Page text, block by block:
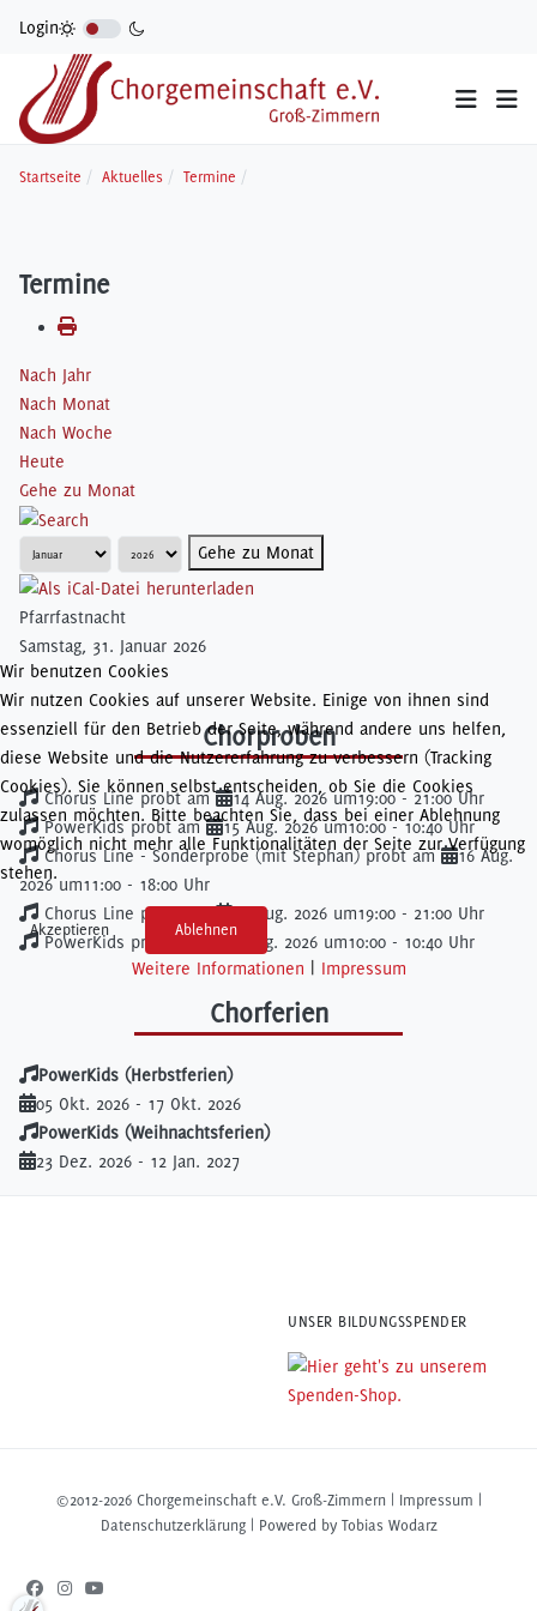
Login
Startseite Aktuelles Termine
Termine
Nach Jahr
Nach Monat
Nach Woche
Heute
Gehe zu Monat
Gehe zu Monat
Pfarrfastnacht
Samstag, 31. Januar 2026
Chorproben
Chorus Line probt am 14 Aug. 2026 um19:00 - 21:00 Uhr
PowerKids probt am
15 Aug. 2026 um10:00 - 10:40 Uhr
Chorus Line - Sonderprobe (mit Stephan) probt am
16 Aug.
2026 um11:00 - 18:00 Uhr
Chorus Line probt am
21 Aug. 2026 um19:00 - 21:00 Uhr
PowerKids probt am
22 Aug. 2026 um10:00 - 10:40 Uhr
Chorferien
PowerKids (Herbstferien)
05 Okt. 2026 - 17 Okt. 2026
PowerKids (Weihnachtsferien)
23 Dez. 2026 - 12 Jan. 2027
UNSER BILDUNGSSPENDER
©2012-2026 Chorgemeinschaft e.V. Groß-Zimmern | Impressum
Datenschutzerklärung| Powered by Tobias Wodarz
Wir benutzen Cookies
Wir nutzen Cookies auf unserer Website. Einige von ihnen sind
essenziell für den Betrieb der Seite, während andere uns helfen,
diese Website und die Nutzererfahrung zu verbessern (Tracking
Cookies). Sie können selbst entscheiden, ob Sie die Cookies
zulassen möchten. Bitte beachten Sie, dass bei einer Ablehnung
womöglich nicht mehr alle Funktionalitäten der Seite zur Verfügung
stehen.
Akzeptieren Ablehnen
Weitere Informationen Impressum